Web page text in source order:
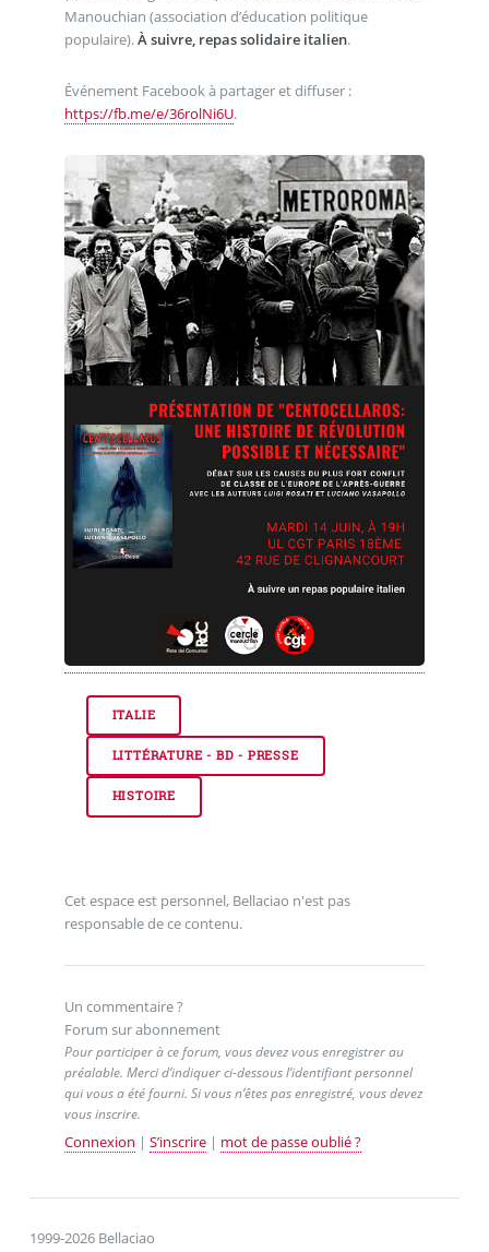
Manouchian (association d’éducation politique
populaire).À suivre, repas solidaire italien.
Événement Facebook à partager et diffuser :
https://fb.me/e/36rolNi6U.
ITALIE
LITTÉRATURE - BD - PRESSE
HISTOIRE
Cet espace est personnel, Bellaciao n'est pas
responsable de ce contenu.
Un commentaire ?
Forum sur abonnement
Pour participer à ce forum, vous devez vous enregistrer au
préalable. Merci d’indiquer ci-dessous l’identifiant personnel
qui vous a été fourni. Si vous n’êtes pas enregistré, vous devez
vous inscrire.
Connexion | S’inscrire| mot de passe oublié ?
1999-2026 Bellaciao